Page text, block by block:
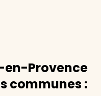
en-Provence
communes :